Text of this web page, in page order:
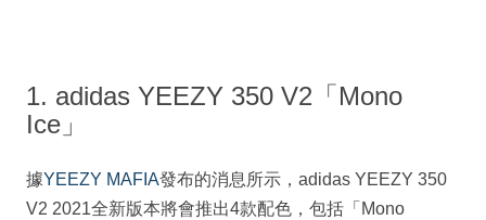
1. adidas YEEZY 350 V2「Mono
Ice」
據YEEZY MAFIA發布的消息所示，adidas YEEZY 350
V2 2021全新版本將會推出4款配色，包括「Mono